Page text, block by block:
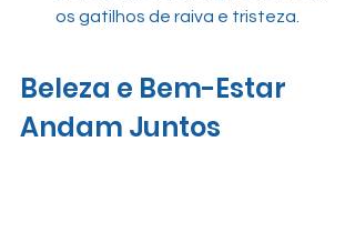
os gatilhos de raiva e tristeza.
Beleza e Bem-Estar
Andam Juntos